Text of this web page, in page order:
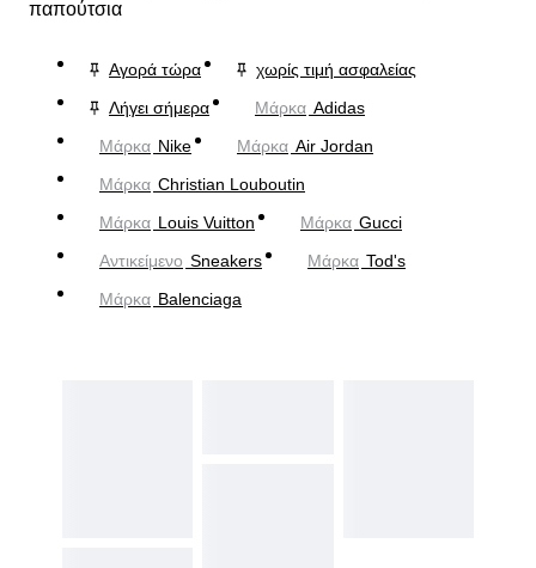
παπούτσια
Αγορά τώρα
χωρίς τιμή ασφαλείας
Λήγει σήμερα
Μάρκα Adidas
Μάρκα Nike Μάρκα Air Jordan
Μάρκα Christian Louboutin
Μάρκα Louis Vuitton Μάρκα Gucci
Αντικείμενο Sneakers Μάρκα Tod's
Μάρκα Balenciaga